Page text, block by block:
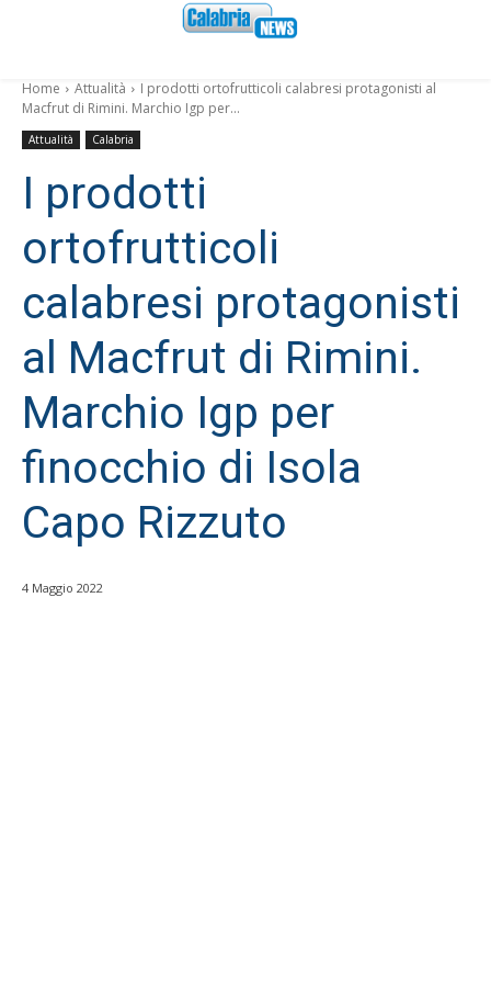
Home Attualità
I prodotti ortofrutticoli calabresi protagonisti al
Macfrut di Rimini. Marchio Igp per...
Attualità Calabria
I prodotti
ortofrutticoli
calabresi protagonisti
al Macfrut di Rimini.
Marchio Igp per
finocchio di Isola
Capo Rizzuto
4 Maggio 2022